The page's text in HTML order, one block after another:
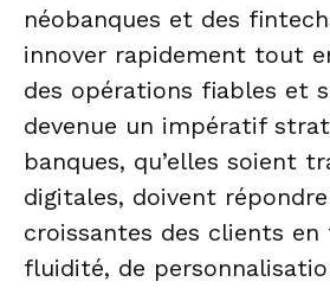
néobanques et des
innover rapidement tout
des opérations fiables et
devenue un impératif
banques, qu’elles soient
digitales, doivent
croissantes des clients en
fluidité, de